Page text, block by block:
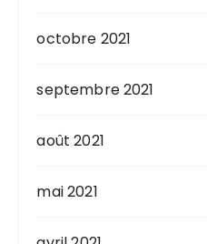
octobre 2021
septembre 2021
août 2021
mai 2021